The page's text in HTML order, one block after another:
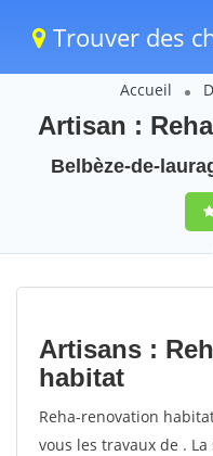
Trouver des
Accueil
Artisan :
Belbèze-de-
Artisans :
habitat
Reha-renovation
vous les travaux de .